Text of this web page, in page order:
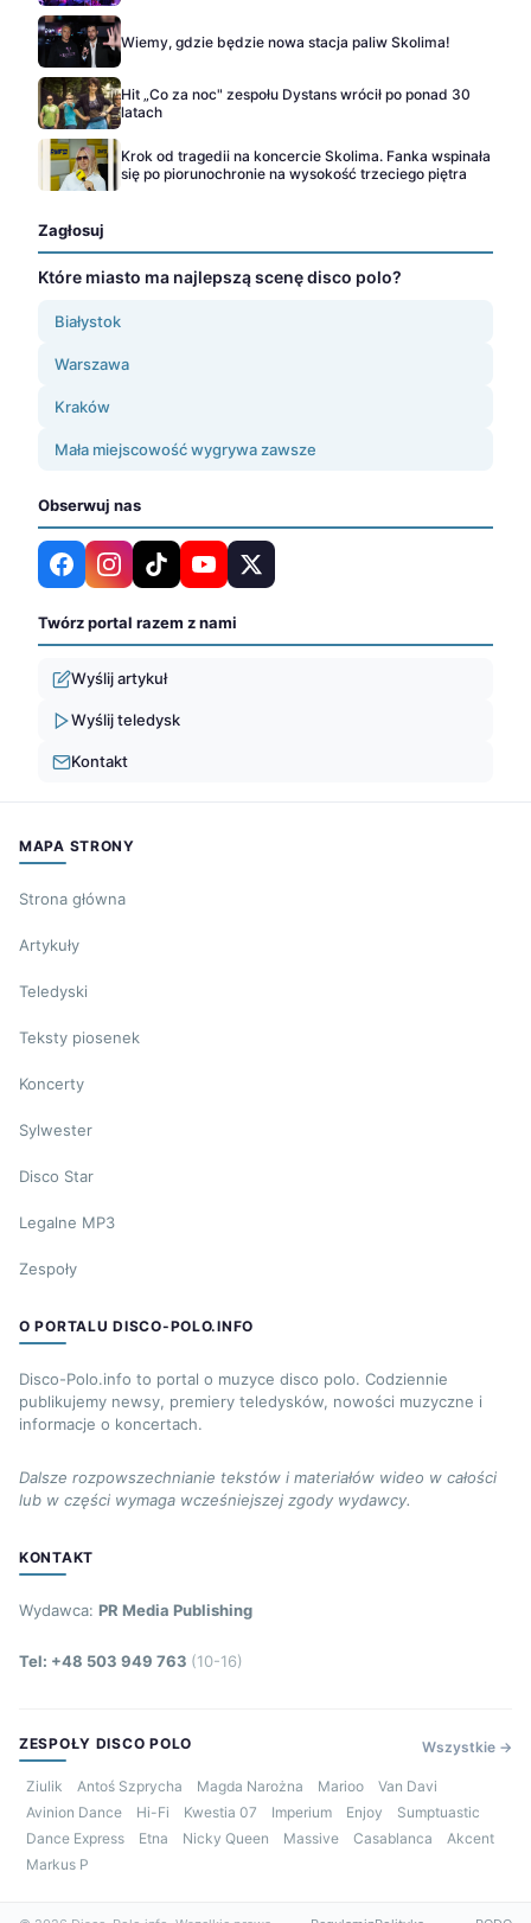
Wiemy, gdzie będzie nowa stacja paliw Skolima!
Hit „Co za noc" zespołu Dystans wrócił po ponad 30
latach
Krok od tragedii na koncercie Skolima. Fanka wspinała
się po piorunochronie na wysokość trzeciego piętra
Zagłosuj
Które miasto ma najlepszą scenę disco polo?
Białystok
Warszawa
Kraków
Mała miejscowość wygrywa zawsze
Obserwuj nas
Twórz portal razem z nami
Wyślij artykuł
Wyślij teledysk
Kontakt
MAPA STRONY
Strona główna
Artykuły
Teledyski
Teksty piosenek
Koncerty
Sylwester
Disco Star
Legalne MP3
Zespoły
O PORTALU DISCO-POLO.INFO
Disco-Polo.info to portal o muzyce disco polo. Codziennie
publikujemy newsy, premiery teledysków, nowości muzyczne i
informacje o koncertach.
Dalsze rozpowszechnianie tekstów i materiałów wideo w całości
lub w części wymaga wcześniejszej zgody wydawcy.
KONTAKT
Wydawca: PR Media Publishing
Tel: +48 503 949 763 (10-16)
ZESPOŁY DISCO POLO Wszystkie →
Ziulik Antoś Szprycha Magda Narożna Marioo
Van Davi
Avinion Dance
Hi-Fi Kwestia 07 Imperium Enjoy
Sumptuastic
Dance Express
Etna Nicky Queen Massive Casablanca
Akcent
Markus P